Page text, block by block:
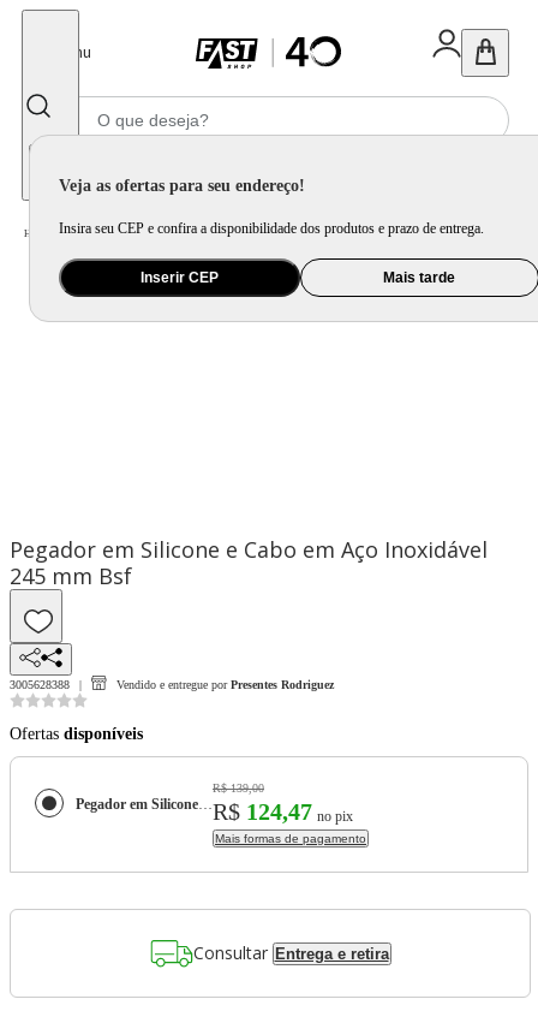
Menu
Veja as ofertas para seu endereço!
Insira seu CEP e confira a disponibilidade dos produtos e prazo de entrega.
Inserir CEP Mais tarde
Home Utilidade Doméstica Cozinha / Utensilio de Bancada
Pegador em Silicone e Cabo em Aço Inoxidável
245 mm Bsf
3005628388 Vendido e entregue por Presentes Rodriguez
Ofertas disponíveis
Pegador em Silicone e Cabo em Aço Inoxidável 245 mm Bsf
R$ 139,00
R$ 124,47 no pix
Mais formas de pagamento
Consultar Entrega e retira